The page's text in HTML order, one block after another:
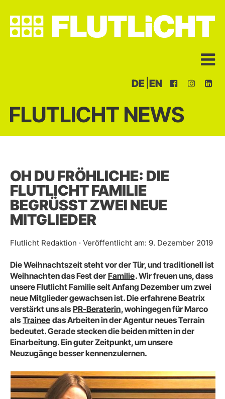
DE EN
FLUTLICHT NEWS
OH DU FRÖHLICHE: DIE
FLUTLICHT FAMILIE
BEGRÜSST ZWEI NEUE M
ITGLIEDER
Flutlicht Redaktion · Veröffentlicht am: 9. Dezember 2019
Die Weihnachtszeit steht vor der Tür, und traditionell ist
Weihnachten das Fest der Familie. Wir freuen uns, dass
unsere Flutlicht Familie seit Anfang Dezember um zwei
neue Mitglieder gewachsen ist. Die erfahrene Beatrix
verstärkt uns alsPR-Beraterin, wohingegen für Marco
alsTrainee das Arbeiten in der Agentur neues Terrain
bedeutet. Gerade stecken die beiden mitten in der
Einarbeitung. Ein guter Zeitpunkt, um unsere
Neuzugänge besser kennenzulernen.